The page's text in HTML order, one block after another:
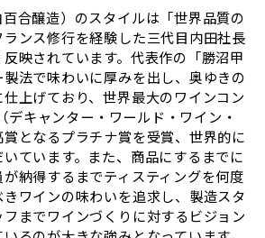
止
合醸造）のスタイルは「世界品質の
ンス修行を経験した三代目内田社長
映されています。代表作の「勝沼甲
法で味わいに厚みを出し、奥ゆきの
上げており、世界最大のワインコン
デキャンター・ワールド・ワイン・
となるプラチナ賞を受賞、世界的に
ています。また、商品にするまでに
納得するまでティスティングを何度
ワインの味わいを追求し、製造スタ
までワインづくりに対するビジョン